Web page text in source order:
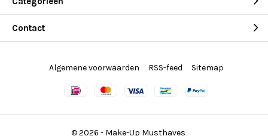
Contact
© 2026 - Make-Up Musthaves
Algemene voorwaarden RSS-feed Sitemap